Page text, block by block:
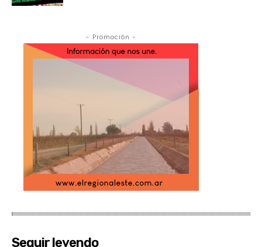
- Promoción -
Seguir leyendo